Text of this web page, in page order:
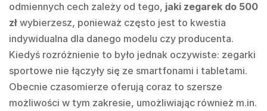
odmiennych cech zależy od tego, jaki zegarek do 500
zł wybierzesz, ponieważ często jest to kwestia
indywidualna dla danego modelu czy producenta.
Kiedyś rozróżnienie to było jednak oczywiste: zegarki
sportowe nie łączyły się ze smartfonami i tabletami.
Obecnie czasomierze oferują coraz to szersze
możliwości w tym zakresie, umożliwiając również m.in.